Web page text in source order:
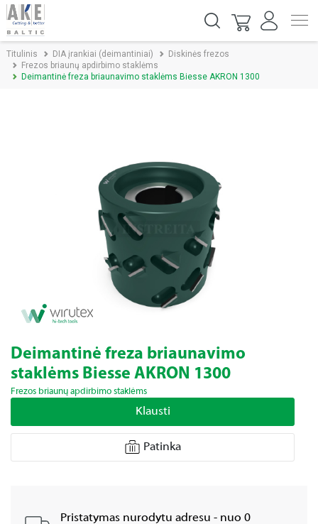
Titulinis DIA įrankiai (deimantiniai)
Diskinės frezos
Frezos briaunų apdirbimo staklėms
Deimantinė freza briaunavimo staklėms Biesse AKRON 1300
Deimantinė freza briaunavimo
staklėms Biesse AKRON 1300
Frezos briaunų apdirbimo staklėms
Klausti
Patinka
Pristatymas nurodytu adresu - nuo 0